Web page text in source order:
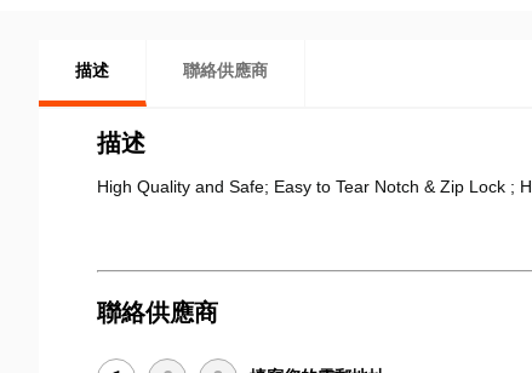
描述 聯絡供應商
描述
High Quality and Safe; Easy to Tear Notch & Zip Lock ;
聯絡供應商